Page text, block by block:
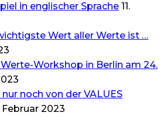
in englischer Sprache 11.
Wert aller Werte ist …
Workshop in Berlin am 24.
noch von der VALUES
Februar 2023